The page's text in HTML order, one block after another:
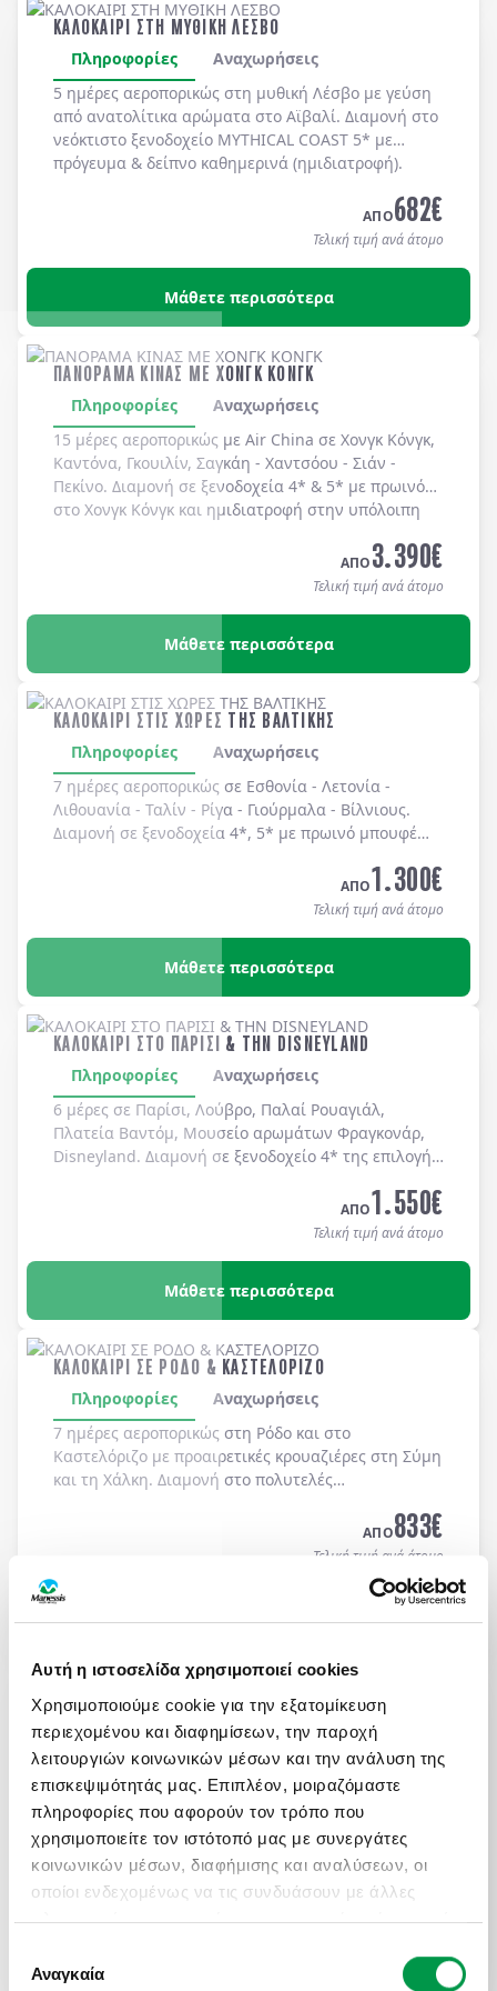
Αυτή η ιστοσελίδα χρησιμοποιεί cookies
Χρησιμοποιούμε cookie για την εξατομίκευση
περιεχομένου και διαφημίσεων, την παροχή
λειτουργιών κοινωνικών μέσων και την ανάλυση της
επισκεψιμότητάς μας. Επιπλέον, μοιραζόμαστε
πληροφορίες που αφορούν τον τρόπο που
χρησιμοποιείτε τον ιστότοπό μας με συνεργάτες
κοινωνικών μέσων, διαφήμισης και αναλύσεων, οι
οποίοι ενδεχομένως να τις συνδυάσουν με άλλες
πληροφορίες που τους έχετε παραχωρήσει ή τις οποίες
χρήση των υπηρεσιών τους.
συγκατάθεσης
Αναγκαία
ΚΑΛΟΚΑΙΡΙ ΣΤΗ ΜΥΘΙΚΗ ΛΕΣΒΟ
Πληροφορίες
Αναχωρήσεις
5 ημέρες αεροπορικώς στη μυθική Λέσβο με γεύση
από ανατολίτικα αρώματα στο Αϊβαλί. Διαμονή στο
νεόκτιστο ξενοδοχείο MYTHICAL COAST 5* με
πρόγευμα & δείπνο καθημερινά (ημιδιατροφή).
ΑΠΟ682€
Τελική τιμή ανά άτομο
Μάθετε περισσότερα
ΠΑΝΟΡΑΜΑ ΚΙΝΑΣ ΜΕ ΧΟΝΓΚ ΚΟΝΓΚ
Πληροφορίες
Αναχωρήσεις
15 μέρες αεροπορικώς με Air China σε Χονγκ Κόνγκ,
Καντόνα, Γκουιλίν, Σαγκάη - Χαντσόου - Σιάν -
Πεκίνο. Διαμονή σε ξενοδοχεία 4* & 5* με πρωινό
στο Χονγκ Κόνγκ και ημιδιατροφή στην υπόλοιπη
ΑΠΟ3.390€
Τελική τιμή ανά άτομο
Μάθετε περισσότερα
ΚΑΛΟΚΑΙΡΙ ΣΤΙΣ ΧΩΡΕΣ ΤΗΣ ΒΑΛΤΙΚΗΣ
Πληροφορίες
Αναχωρήσεις
7 ημέρες αεροπορικώς σε Εσθονία - Λετονία -
Λιθουανία - Ταλίν - Ρίγα - Γιούρμαλα - Βίλνιους.
Διαμονή σε ξενοδοχεία 4*, 5* με πρωινό μπουφέ
ΑΠΟ1.300€
Τελική τιμή ανά άτομο
Μάθετε περισσότερα
ΚΑΛΟΚΑΙΡΙ ΣΤΟ ΠΑΡΙΣΙ & ΤΗΝ DISNEYLAND
Πληροφορίες
Αναχωρήσεις
6 μέρες σε Παρίσι, Λούβρο, Παλαί Ρουαγιάλ,
Πλατεία Βαντόμ, Μουσείο αρωμάτων Φραγκονάρ,
Disneyland. Διαμονή σε ξενοδοχείo 4* της επιλογής
ΑΠΟ1.550€
Τελική τιμή ανά άτομο
Μάθετε περισσότερα
ΚΑΛΟΚΑΙΡΙ ΣΕ ΡΟΔΟ & ΚΑΣΤΕΛΟΡΙΖΟ
Πληροφορίες
Αναχωρήσεις
7 ημέρες αεροπορικώς στη Ρόδο και στο
Καστελόριζο με προαιρετικές κρουαζιέρες στη Σύμη
και τη Χάλκη. Διαμονή στο πολυτελές
(ημιδιατροφή).
ΑΠΟ833€
Τελική τιμή ανά άτομο
Πληροφορίες
Αναχωρήσεις
8 μέρες αεροπορικώς σε Όσλο, Μπέργκεν,
Στάβανγκερ, Κρίστιανσαντ, Ντράμεν. Διαμονή σε
επιλεγμένα ξενοδοχεία 3* & 4* με πρωινό μπουφέ
καθημερινά.
ΑΠΟ 2.100
Τελική τιμή ανά άτομο